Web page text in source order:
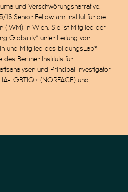
und Verschwörungsnarrative.
16 Senior Fellow am Institut für die
(IWM) in Wien. Sie ist Mitglied der
Globality“ unter Leitung von
und Mitglied des bildungsLab*
des Berliner Instituts für
und Principal Investigator
LGBTIQ+ (NORFACE) und